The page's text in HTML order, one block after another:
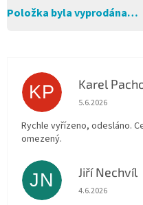
Položka byla vyprodána…
KP Karel
Hodnocení
5.6.2026
Rychle vyřízeno, odesláno.
omezený.
JN Jiří Nechvíl
Hodnocení
4.6.2026